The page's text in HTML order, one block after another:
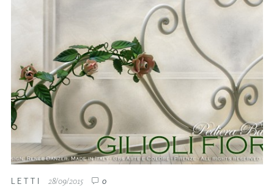
LETTI 28/09/2015 0